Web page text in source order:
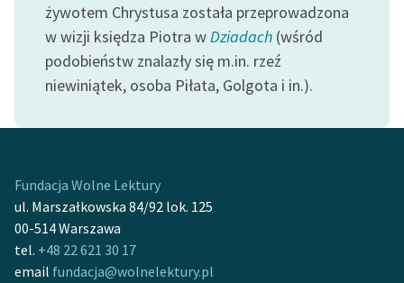
Ręce pełne poezji
Kolekcje edukacyjne
twórców przechodzących
do domeny publicznej,
Szkoła Poezji Wolnych
Lektur
O nas
żywotem Chrystusa została przeprowadzona
w wizji księdza Piotra wDziadach (wśród
podobieństw znalazły się m.in. rzeź
niewiniątek, osoba Piłata, Golgota i in.).
Fundacja Wolne Lektury
ul. Marszałkowska 84/92 lok. 125
00-514 Warszawa
tel. +48 22 621 30 17
email fundacja@wolnelektury.pl